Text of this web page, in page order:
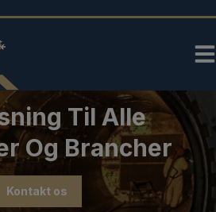
Til Alle
Og Brancher
Kontakt os